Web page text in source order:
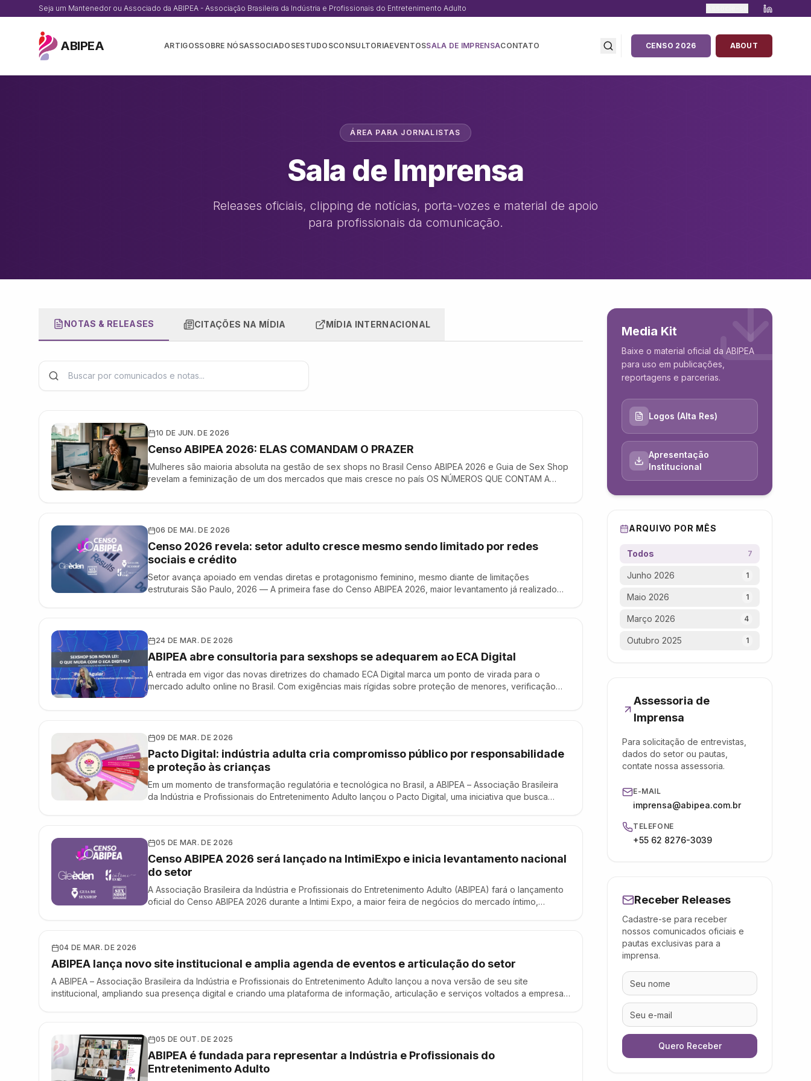
Seja um Mantenedor ou Associado da ABIPEA - Associação Brasileira da Indústria e Profissionais do Entretenimento Adulto
ABIPEA ARTIGOSSOBRE NÓSASSOCIADOSESTUDOSCONSULTORIAEVENTOSSALA DE IMPRENSACONTATO CENSO 2026 ABOUT
ÁREA PARA JORNALISTAS
Sala de Imprensa
Releases oficiais, clipping de notícias, porta-vozes e material de apoio
para profissionais da comunicação.
NOTAS & RELEASES CITAÇÕES NA MÍDIA MÍDIA INTERNACIONAL
10 DE JUN. DE 2026
Censo ABIPEA 2026: ELAS COMANDAM O PRAZER
Mulheres são maioria absoluta na gestão de sex shops no Brasil Censo ABIPEA 2026 e Guia de Sex Shop
revelam a feminização de um dos mercados que mais cresce no país OS NÚMEROS QUE CONTAM A
06 DE MAI. DE 2026
Censo 2026 revela: setor adulto cresce mesmo sendo limitado por redes
sociais e crédito
Setor avança apoiado em vendas diretas e protagonismo feminino, mesmo diante de limitações
estruturais São Paulo, 2026 — A primeira fase do Censo ABIPEA 2026, maior levantamento já realizado
24 DE MAR. DE 2026
ABIPEA abre consultoria para sexshops se adequarem ao ECA Digital
A entrada em vigor das novas diretrizes do chamado ECA Digital marca um ponto de virada para o
mercado adulto online no Brasil. Com exigências mais rígidas sobre proteção de menores, verificação
09 DE MAR. DE 2026
Pacto Digital: indústria adulta cria compromisso público por responsabilidade
e proteção às crianças
Em um momento de transformação regulatória e tecnológica no Brasil, a ABIPEA – Associação Brasileira
da Indústria e Profissionais do Entretenimento Adulto lançou o Pacto Digital, uma iniciativa que busca
05 DE MAR. DE 2026
Censo ABIPEA 2026 será lançado na IntimiExpo e inicia levantamento nacional
do setor
A Associação Brasileira da Indústria e Profissionais do Entretenimento Adulto (ABIPEA) fará o lançamento
oficial do Censo ABIPEA 2026 durante a Intimi Expo, a maior feira de negócios do mercado íntimo,
04 DE MAR. DE 2026
ABIPEA lança novo site institucional e amplia agenda de eventos e articulação do setor
A ABIPEA – Associação Brasileira da Indústria e Profissionais do Entretenimento Adulto lançou a nova versão de seu site
institucional, ampliando sua presença digital e criando uma plataforma de informação, articulação e serviços voltados a empresas,
05 DE OUT. DE 2025
ABIPEA é fundada para representar a Indústria e Profissionais do
Entretenimento Adulto
Media Kit
Baixe o material oficial da ABIPEA
para uso em publicações,
reportagens e parcerias.
Logos (Alta Res)
Apresentação
Institucional
ARQUIVO POR MÊS
Todos 7
Junho 2026 1
Maio 2026 1
Março 2026 4
Outubro 2025 1
Assessoria de
Imprensa
Para solicitação de entrevistas,
dados do setor ou pautas,
contate nossa assessoria.
E-MAIL
imprensa@abipea.com.br
TELEFONE
+55 62 8276-3039
Receber Releases
Cadastre-se para receber
nossos comunicados oficiais e
pautas exclusivas para a
imprensa.
Quero Receber